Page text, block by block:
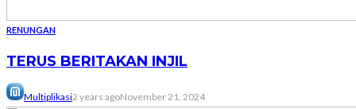
RENUNGAN
TERUS BERITAKAN INJIL
Multiplikasi2 years agoNovember 21, 2024